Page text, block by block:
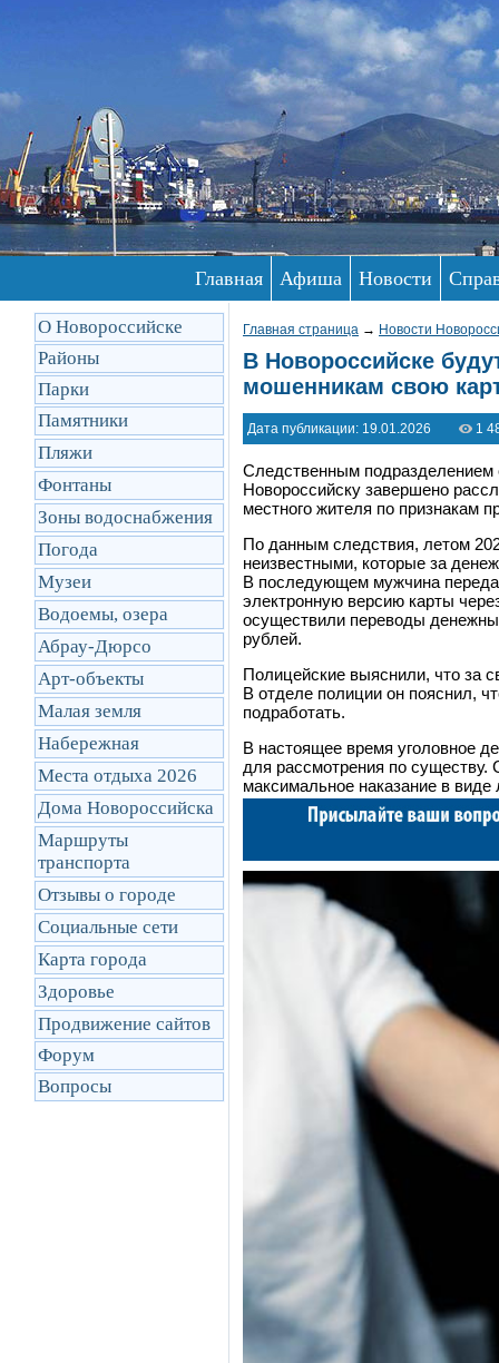
Главная Афиша Новости
О Новороссийске
Районы
Парки
Памятники
Пляжи
Фонтаны
Зоны водоснабжения
Погода
Музеи
Водоемы, озера
Абрау-Дюрсо
Арт-объекты
Малая земля
Набережная
Места отдыха 2026
Дома Новороссийска
Маршруты
транcпорта
Отзывы о городе
Социальные сети
Карта города
Здоровье
Продвижение сайтов
Форум
Вопросы
Главная страница → Новости
В Новороссийске
мошенникам свою
Дата публикации: 19.01.2026 1
Следственным подразделением
Новороссийску завершено
местного жителя по признакам
По данным следствия, летом
неизвестными, которые за
В последующем мужчина
электронную версию карты
осуществили переводы
рублей.
Полицейские выяснили, что за
В отделе полиции он пояснил,
подработать.
В настоящее время уголовное
для рассмотрения по существу.
максимальное наказание в